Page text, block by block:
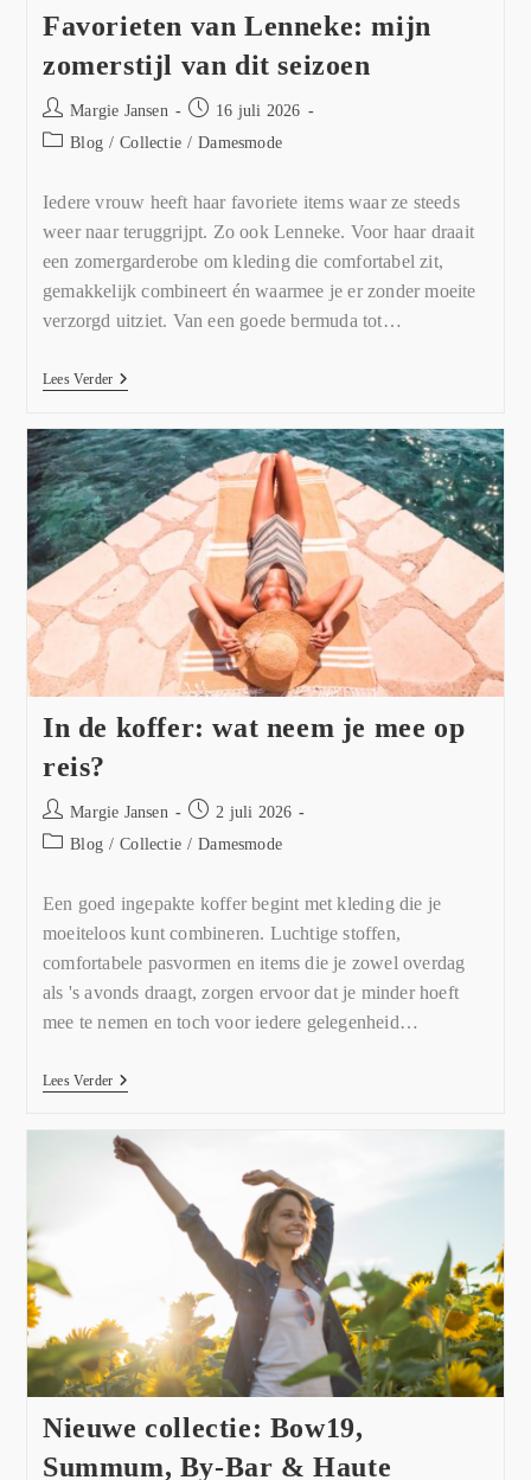
Favorieten van Lenneke: mijn
zomerstijl van dit seizoen
Margie Jansen
16 juli 2026
Blog / Collectie / Damesmode
Iedere vrouw heeft haar favoriete items waar ze steeds
weer naar teruggrijpt. Zo ook Lenneke. Voor haar draait
een zomergarderobe om kleding die comfortabel zit,
gemakkelijk combineert én waarmee je er zonder moeite
verzorgd uitziet. Van een goede bermuda tot…
Lees Verder
In de koffer: wat neem je mee op
reis?
Margie Jansen
2 juli 2026
Blog / Collectie / Damesmode
Een goed ingepakte koffer begint met kleding die je
moeiteloos kunt combineren. Luchtige stoffen,
comfortabele pasvormen en items die je zowel overdag
als 's avonds draagt, zorgen ervoor dat je minder hoeft
mee te nemen en toch voor iedere gelegenheid…
Lees Verder
Nieuwe collectie: Bow19,
Summum, By-Bar & Haute